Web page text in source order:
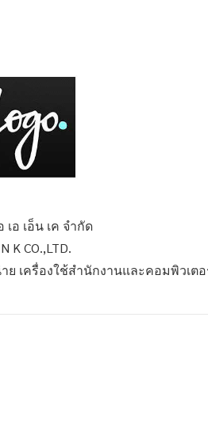
เอ เอ็น เค จำกัด
K CO.,LTD.
เครื่องใช้สำนักงานและคอมพิวเตอ